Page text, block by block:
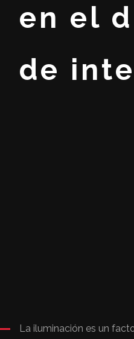
en el
de
La iluminación es un